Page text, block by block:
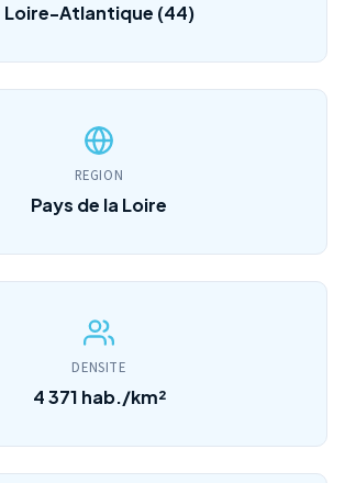
Loire-Atlantique (44)
REGION
Pays de la Loire
DENSITE
4 371 hab./km²